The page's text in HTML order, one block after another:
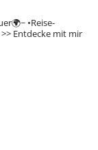
•Reise-
>> Entdecke mit mir